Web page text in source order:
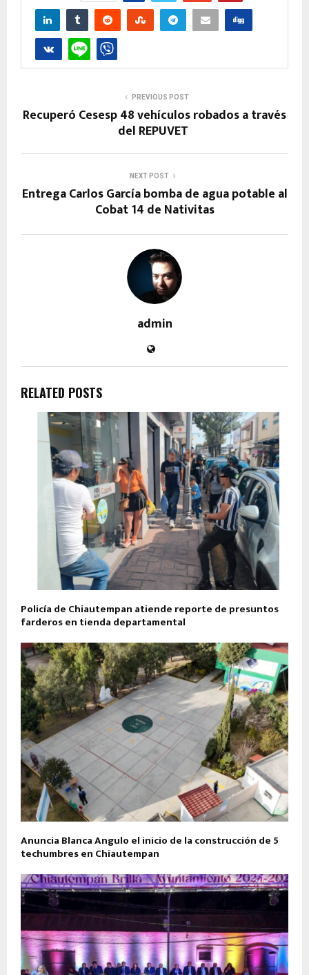
PREVIOUS POST
Recuperó Cesesp 48 vehículos robados a través
del REPUVET
NEXT POST
Entrega Carlos García bomba de agua potable al
Cobat 14 de Nativitas
admin
RELATED POSTS
Policía de Chiautempan atiende reporte de presuntos
farderos en tienda departamental
Anuncia Blanca Angulo el inicio de la construcción de 5
techumbres en Chiautempan